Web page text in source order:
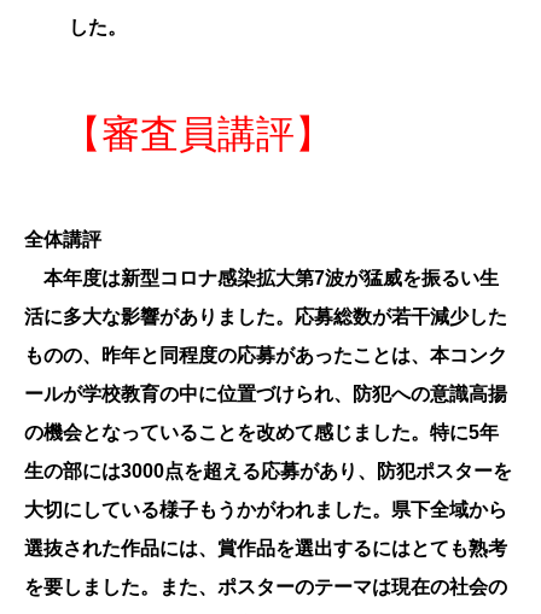
した。
【審査員講評】
全体講評
本年度は新型コロナ感染拡大第7波が猛威を振るい生
活に多大な影響がありました。応募総数が若干減少した
ものの、昨年と同程度の応募があったことは、本コンク
ールが学校教育の中に位置づけられ、防犯への意識高揚
の機会となっていることを改めて感じました。特に5年
生の部には3000点を超える応募があり、防犯ポスターを
大切にしている様子もうかがわれました。県下全域から
選抜された作品には、賞作品を選出するにはとても熟考
を要しました。また、ポスターのテーマは現在の社会の